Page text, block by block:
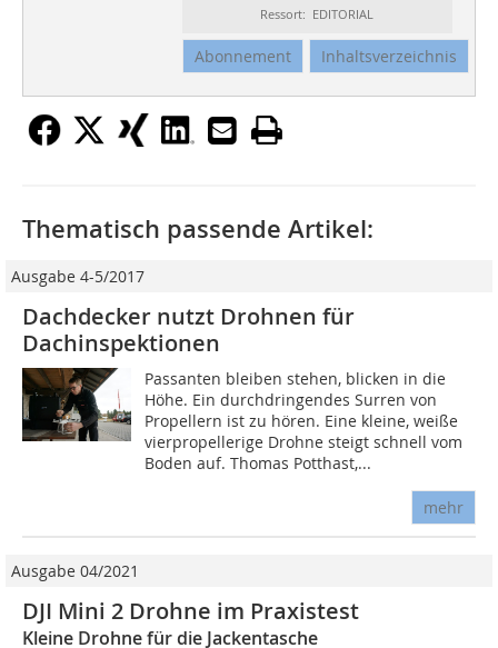
Ressort: EDITORIAL
Abonnement Inhaltsverzeichnis
Thematisch passende Artikel:
Ausgabe 4-5/2017
Dachdecker nutzt Drohnen für
Dachinspektionen
Passanten bleiben stehen, blicken in die
Höhe. Ein durchdringendes Surren von
Propellern ist zu hören. Eine kleine, weiße
vierpropellerige Drohne steigt schnell vom
Boden auf. Thomas Potthast,...
mehr
Ausgabe 04/2021
DJI Mini 2 Drohne im Praxistest
Kleine Drohne für die Jackentasche